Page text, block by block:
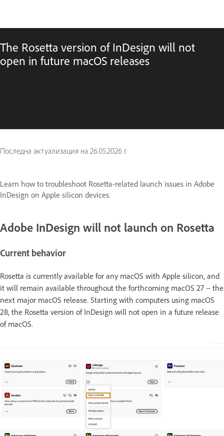
The Rosetta version of InDesign will not
open in future macOS releases
Последна актуализация на 26.05.2026 г.
Learn how to troubleshoot Rosetta-related launch issues in Adobe
InDesign on Apple silicon devices.
Adobe InDesign will not launch on Rosetta
Current behavior
Rosetta is currently available for any macOS with Apple silicon, and
it will remain available throughout the forthcoming macOS 27 – the
next major macOS release. Starting with computers using macOS
28, the Rosetta version of InDesign will not open in a future release
of macOS.